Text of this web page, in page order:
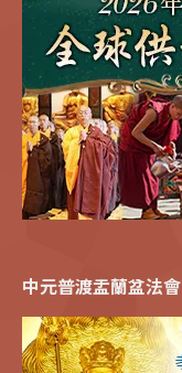
中元普渡盂蘭盆法會